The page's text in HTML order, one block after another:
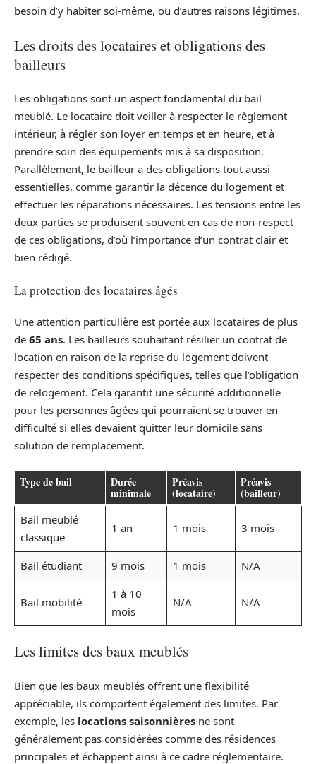
besoin d’y habiter soi-même, ou d’autres raisons légitimes.
Les droits des locataires et obligations des
bailleurs
Les obligations sont un aspect fondamental du bail
meublé. Le locataire doit veiller à respecter le règlement
intérieur, à régler son loyer en temps et en heure, et à
prendre soin des équipements mis à sa disposition.
Parallèlement, le bailleur a des obligations tout aussi
essentielles, comme garantir la décence du logement et
effectuer les réparations nécessaires. Les tensions entre les
deux parties se produisent souvent en cas de non-respect
de ces obligations, d’où l’importance d’un contrat clair et
bien rédigé.
La protection des locataires âgés
Une attention particulière est portée aux locataires de plus
de 65 ans. Les bailleurs souhaitant résilier un contrat de
location en raison de la reprise du logement doivent
respecter des conditions spécifiques, telles que l’obligation
de relogement. Cela garantit une sécurité additionnelle
pour les personnes âgées qui pourraient se trouver en
difficulté si elles devaient quitter leur domicile sans
solution de remplacement.
Type de bail Durée
minimale
Préavis
(locataire)
Préavis
(bailleur)
Bail meublé
classique
1 an 1 mois 3 mois
Bail étudiant 9 mois 1 mois N/A
Bail mobilité
1 à 10
mois
N/A N/A
Les limites des baux meublés
Bien que les baux meublés offrent une flexibilité
appréciable, ils comportent également des limites. Par
exemple, les locations saisonnières ne sont
généralement pas considérées comme des résidences
principales et échappent ainsi à ce cadre réglementaire.